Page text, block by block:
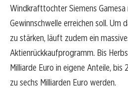
Windkrafttochter Siemens Gamesa
Gewinnschwelle erreichen soll. Um
zu stärken, läuft zudem ein
Aktienrückkaufprogramm. Bis
Milliarde Euro in eigene Anteile, bis
zu sechs Milliarden Euro werden.